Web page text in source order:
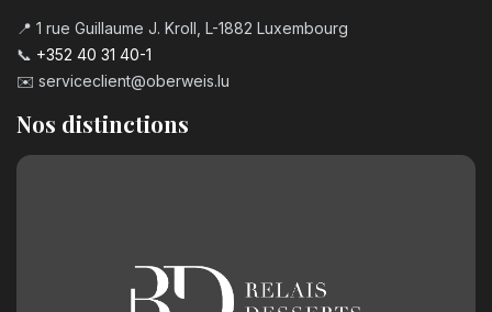
📍 1 rue Guillaume J. Kroll, L-1882 Luxembourg
📞 +352 40 31 40-1
✉️ serviceclient@oberweis.lu
Nos distinctions